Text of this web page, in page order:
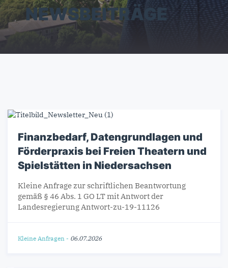
NEWSBEITRÄGE
Finanzbedarf, Datengrundlagen und
Förderpraxis bei Freien Theatern und
Spielstätten in Niedersachsen
Kleine Anfrage zur schriftlichen Beantwortung
gemäß § 46 Abs. 1 GO LT mit Antwort der
Landesregierung Antwort-zu-19-11126
Kleine Anfragen - 06.07.2026